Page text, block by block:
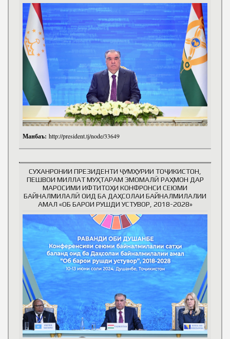
Манбаъ: http://president.tj/node/33649
СУХАНРОНИИ ПРЕЗИДЕНТИ ҶУМҲУРИИ ТОҶИКИСТОН,
ПЕШВОИ МИЛЛАТ МУҲТАРАМ ЭМОМАЛӢ РАҲМОН ДАР
МАРОСИМИ ИФТИТОҲИ КОНФРОНСИ СЕЮМИ
БАЙНАЛМИЛАЛӢ ОИД БА ДАҲСОЛАИ БАЙНАЛМИЛАЛИИ
АМАЛ «ОБ БАРОИ РУШДИ УСТУВОР, 2018-2028»